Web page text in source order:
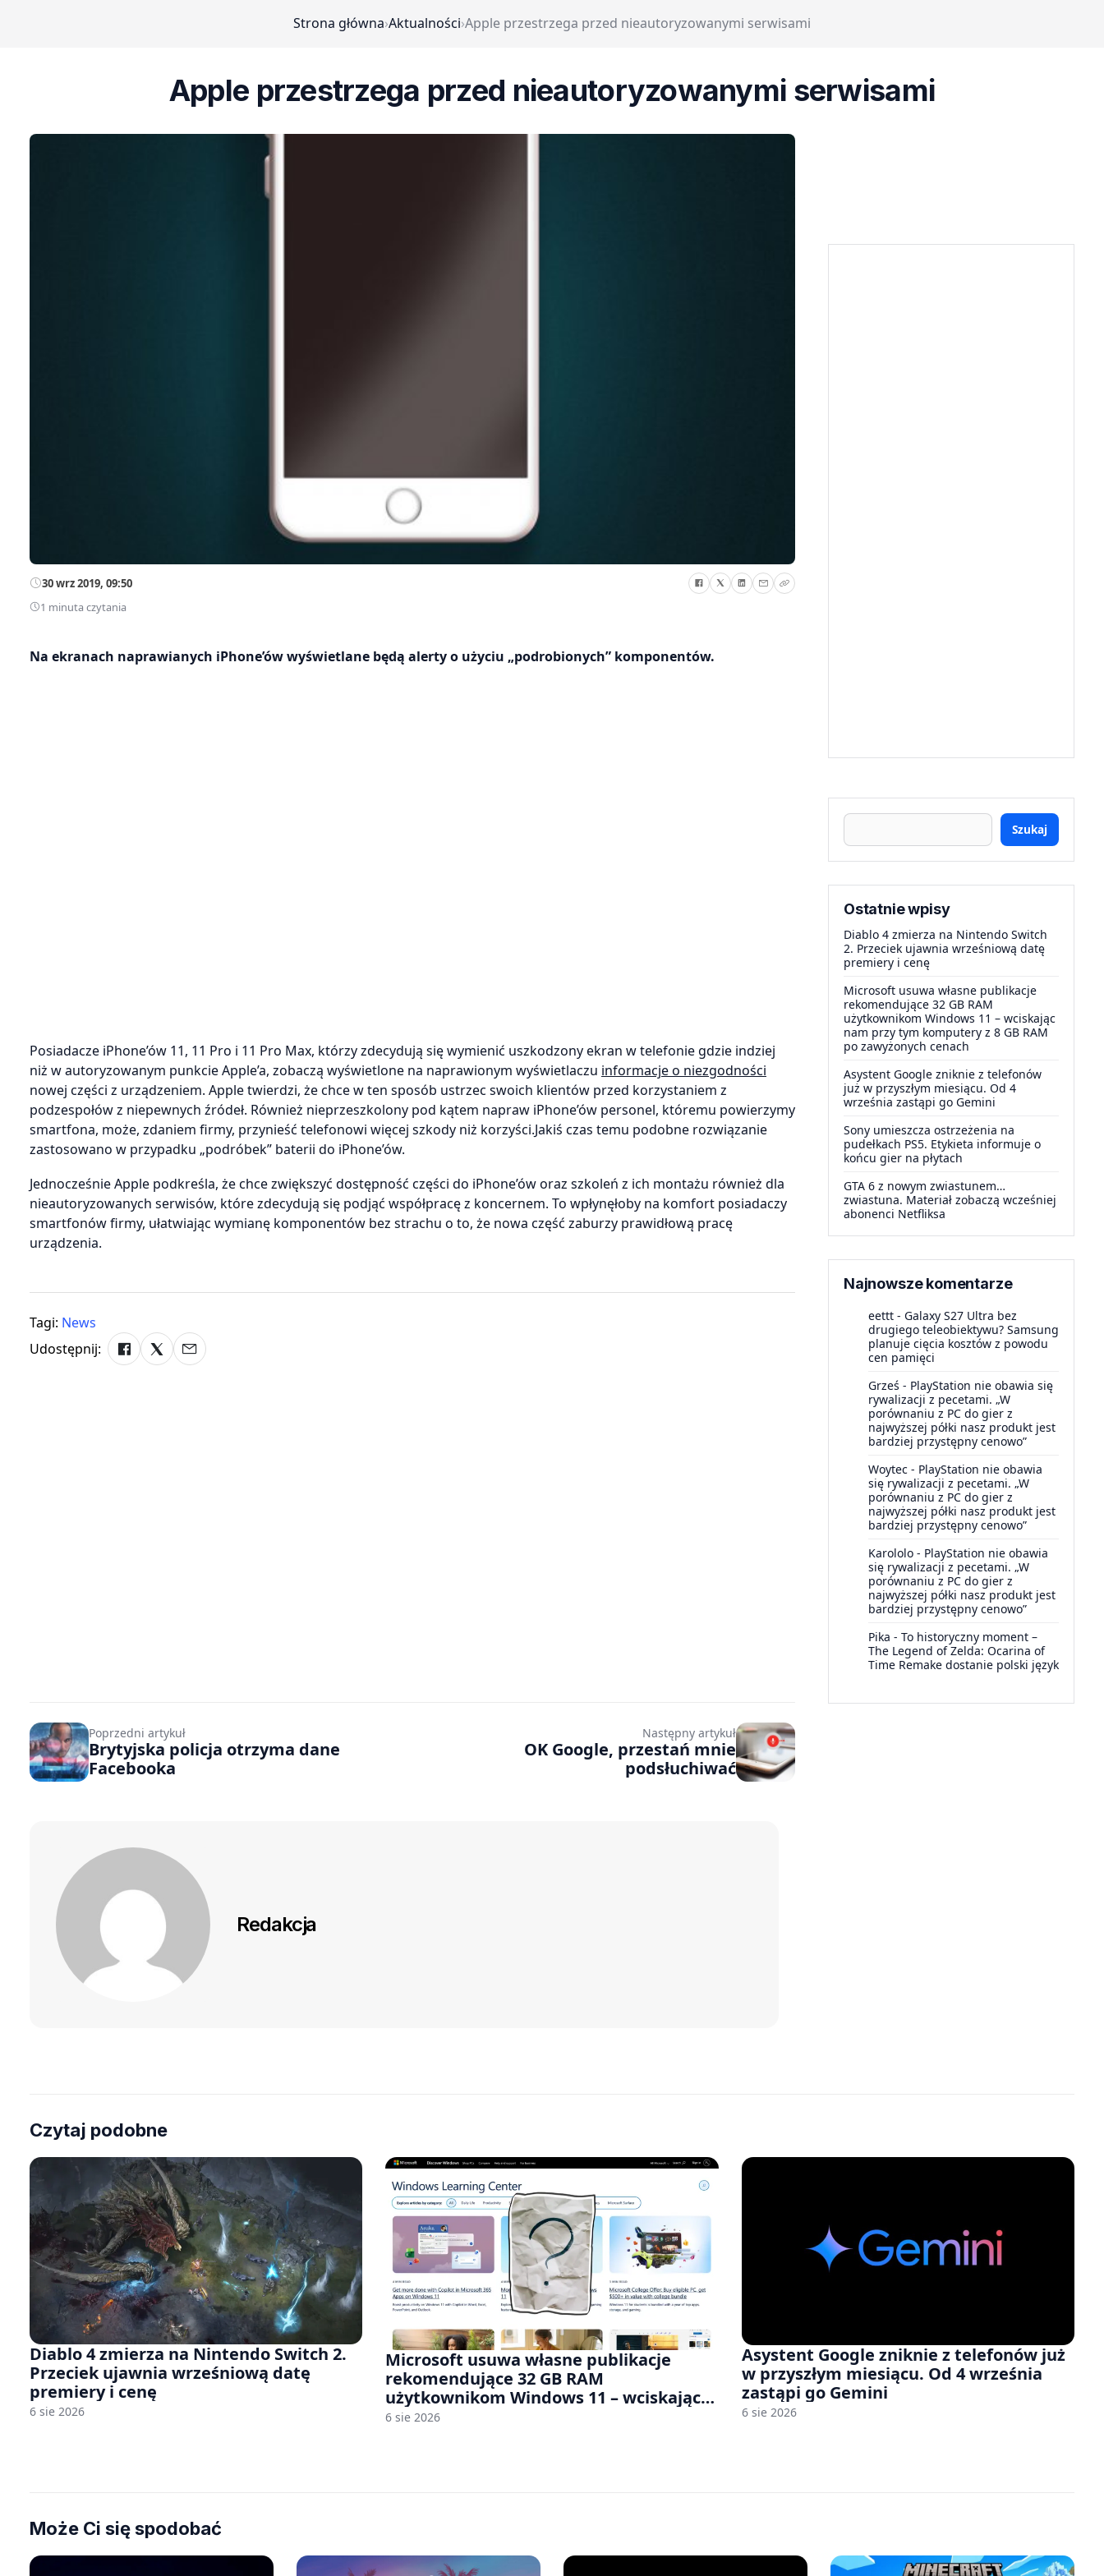
Strona główna›Aktualności›Apple przestrzega przed nieautoryzowanymi serwisami
Apple przestrzega przed nieautoryzowanymi serwisami
30 wrz 2019, 09:50
1 minuta czytania
Na ekranach naprawianych iPhone’ów wyświetlane będą alerty o użyciu „podrobionych” komponentów.
Posiadacze iPhone’ów 11, 11 Pro i 11 Pro Max, którzy zdecydują się wymienić uszkodzony ekran w telefonie gdzie indziej
niż w autoryzowanym punkcie Apple’a, zobaczą wyświetlone na naprawionym wyświetlaczu informacje o niezgodności
nowej części z urządzeniem. Apple twierdzi, że chce w ten sposób ustrzec swoich klientów przed korzystaniem z
podzespołów z niepewnych źródeł. Również nieprzeszkolony pod kątem napraw iPhone’ów personel, któremu powierzymy
smartfona, może, zdaniem firmy, przynieść telefonowi więcej szkody niż korzyści.Jakiś czas temu podobne rozwiązanie
zastosowano w przypadku „podróbek” baterii do iPhone’ów.
Jednocześnie Apple podkreśla, że chce zwiększyć dostępność części do iPhone’ów oraz szkoleń z ich montażu również dla
nieautoryzowanych serwisów, które zdecydują się podjąć współpracę z koncernem. To wpłynęłoby na komfort posiadaczy
smartfonów firmy, ułatwiając wymianę komponentów bez strachu o to, że nowa część zaburzy prawidłową pracę
urządzenia.
Tagi: News
Udostępnij:
Szukaj
Ostatnie wpisy
Diablo 4 zmierza na Nintendo Switch
2. Przeciek ujawnia wrześniową datę
premiery i cenę
Microsoft usuwa własne publikacje
rekomendujące 32 GB RAM
użytkownikom Windows 11 – wciskając
nam przy tym komputery z 8 GB RAM
po zawyżonych cenach
Asystent Google zniknie z telefonów
już w przyszłym miesiącu. Od 4
września zastąpi go Gemini
Sony umieszcza ostrzeżenia na
pudełkach PS5. Etykieta informuje o
końcu gier na płytach
GTA 6 z nowym zwiastunem…
zwiastuna. Materiał zobaczą wcześniej
abonenci Netfliksa
Najnowsze komentarze
eettt - Galaxy S27 Ultra bez
drugiego teleobiektywu? Samsung
planuje cięcia kosztów z powodu
cen pamięci
Grześ - PlayStation nie obawia się
rywalizacji z pecetami. „W
porównaniu z PC do gier z
najwyższej półki nasz produkt jest
bardziej przystępny cenowo”
Woytec - PlayStation nie obawia
się rywalizacji z pecetami. „W
porównaniu z PC do gier z
najwyższej półki nasz produkt jest
bardziej przystępny cenowo”
Karololo - PlayStation nie obawia
się rywalizacji z pecetami. „W
porównaniu z PC do gier z
najwyższej półki nasz produkt jest
bardziej przystępny cenowo”
Pika - To historyczny moment –
The Legend of Zelda: Ocarina of
Time Remake dostanie polski język
Poprzedni artykuł
Brytyjska policja otrzyma dane
Facebooka
Następny artykuł
OK Google, przestań mnie
podsłuchiwać
Redakcja
Czytaj podobne
Diablo 4 zmierza na Nintendo Switch 2.
Przeciek ujawnia wrześniową datę
premiery i cenę
6 sie 2026
Microsoft usuwa własne publikacje
rekomendujące 32 GB RAM
użytkownikom Windows 11 – wciskając
nam przy tym komputery z 8 GB RAM po
6 sie 2026
Asystent Google zniknie z telefonów już
w przyszłym miesiącu. Od 4 września
zastąpi go Gemini
6 sie 2026
Może Ci się spodobać